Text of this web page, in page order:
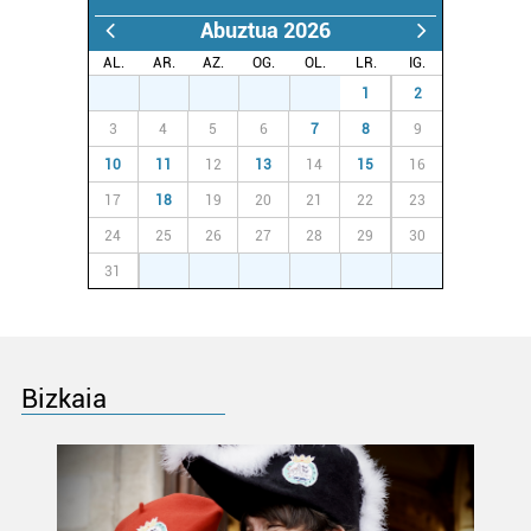
teknologia erabiliz, cookieak adibidez, iragarki eta eduki
neurtzeko, jendeari buruzko informazioa biltzeko eta
produktuak garatzeko. Zure datuak nork eta zertarako
erabiltzen dituen hauta dezakezu.
Bazkide batzuek ez dizute baimenik eskatzen, eta beren
interes komertzial legitimoetan babesten dira. Ikusi gure
bazkideen zerrenda, beren ustez zein helburutarako
duten interes legitimoa eta horren aurka nola egin
buruzko informazio gehiago eta ezarri zure lehentasunak
datuen atalean. Edozein unetan alda edo ken dezakezu
zure baimena Cookieen adierazpenean.
Webgune honek cookie propioak eta hirugarrenen cookie-
Abuztua 2026
AL. AR. AZ. OG. OL. LR.
IG.
1 2
3 4 5 6 7 8 9
10 11 12 13 14 15 16
17 18 19 20 21 22 23
24 25 26 27 28 29 30
31
Bizkaia